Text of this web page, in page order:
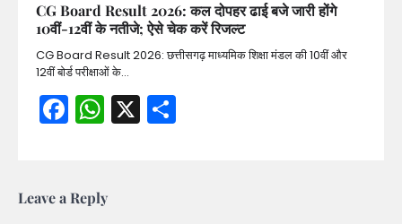
CG Board Result 2026: कल दोपहर ढाई बजे जारी होंगे
10वीं-12वीं के नतीजे; ऐसे चेक करें रिजल्ट
CG Board Result 2026: छत्तीसगढ़ माध्यमिक शिक्षा मंडल की 10वीं और
12वीं बोर्ड परीक्षाओं के…
Facebook
WhatsApp
X
Leave a Reply